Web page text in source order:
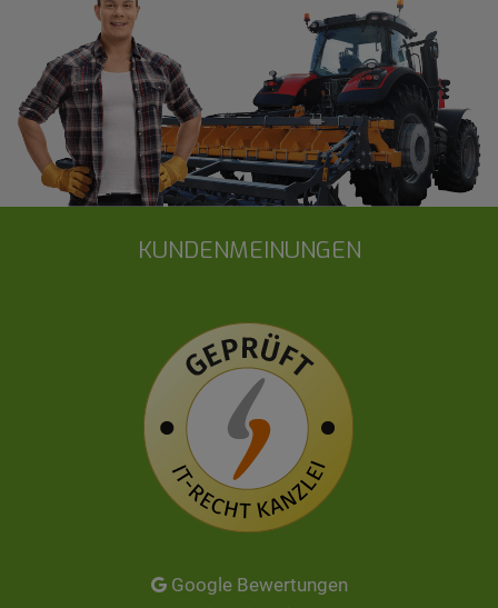
KUNDENMEINUNGEN
Google Bewertungen